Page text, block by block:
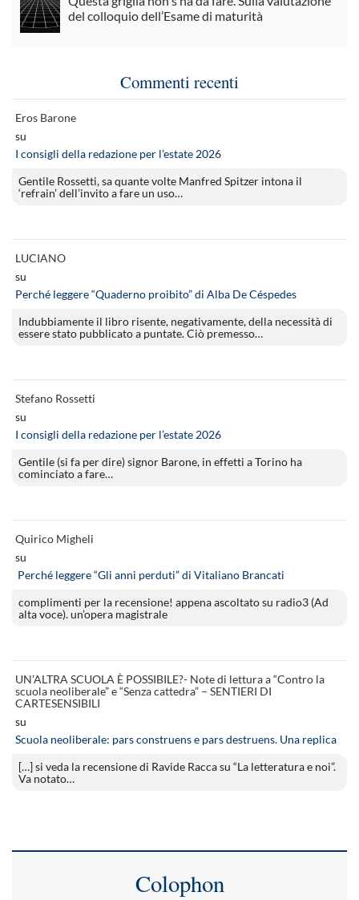
del colloquio dell’Esame di maturità
Commenti recenti
Eros Barone
su
I consigli della redazione per l’estate 2026
Gentile Rossetti, sa quante volte Manfred Spitzer intona il
‘refrain’ dell’invito a fare un uso…
LUCIANO
su
Perché leggere “Quaderno proibito” di Alba De Céspedes
Indubbiamente il libro risente, negativamente, della necessità di
essere stato pubblicato a puntate. Ciò premesso…
Stefano Rossetti
su
I consigli della redazione per l’estate 2026
Gentile (si fa per dire) signor Barone, in effetti a Torino ha
cominciato a fare…
Quirico Migheli
su
Perché leggere “Gli anni perduti” di Vitaliano Brancati
complimenti per la recensione! appena ascoltato su radio3 (Ad
alta voce). un’opera magistrale
UN’ALTRA SCUOLA È POSSIBILE?- Note di lettura a “Contro la
scuola neoliberale” e “Senza cattedra” – SENTIERI DI
CARTESENSIBILI
su
Scuola neoliberale: pars construens e pars destruens. Una replica
[…] si veda la recensione di Ravide Racca su “La letteratura e noi”.
Va notato…
Colophon